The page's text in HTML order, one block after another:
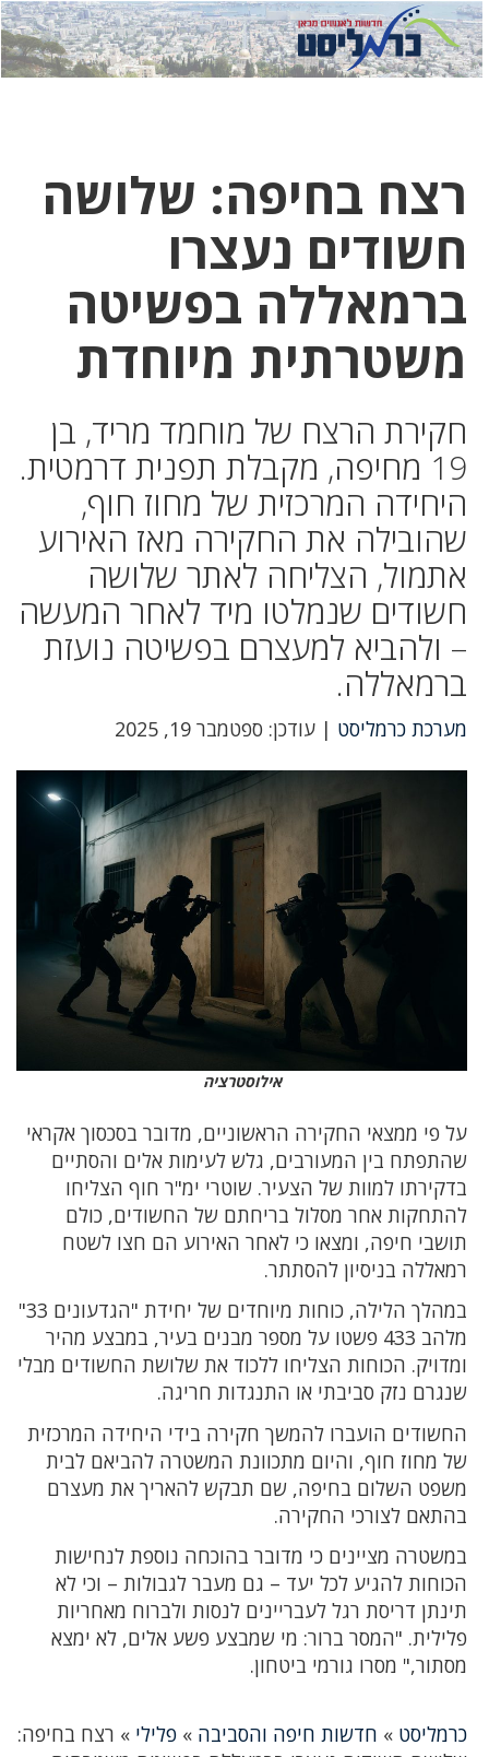
לחץ
כאן
לחץ
כדי
רצח בחיפה: שלושה
חשודים נעצרו
ברמאללה בפשיטה
משטרתית מיוחדת
חקירת הרצח של מוחמד מריד, בן
19 מחיפה, מקבלת תפנית דרמטית.
היחידה המרכזית של מחוז חוף,
שהובילה את החקירה מאז האירוע
אתמול, הצליחה לאתר שלושה
חשודים שנמלטו מיד לאחר המעשה
– ולהביא למעצרם בפשיטה נועזת
ברמאללה.
מערכת כרמליסט | עודכן: ספטמבר 19, 2025
אילוסטרציה
על פי ממצאי החקירה הראשוניים, מדובר בסכסוך אקראי
שהתפתח בין המעורבים, גלש לעימות אלים והסתיים
בדקירתו למוות של הצעיר. שוטרי ימ"ר חוף הצליחו
להתחקות אחר מסלול בריחתם של החשודים, כולם
תושבי חיפה, ומצאו כי לאחר האירוע הם חצו לשטח
רמאללה בניסיון להסתתר.
במהלך הלילה, כוחות מיוחדים של יחידת "הגדעונים 33"
מלהב 433 פשטו על מספר מבנים בעיר, במבצע מהיר
ומדויק. הכוחות הצליחו ללכוד את שלושת החשודים מבלי
שנגרם נזק סביבתי או התנגדות חריגה.
החשודים הועברו להמשך חקירה בידי היחידה המרכזית
של מחוז חוף, והיום מתכוונת המשטרה להביאם לבית
משפט השלום בחיפה, שם תבקש להאריך את מעצרם
בהתאם לצורכי החקירה.
במשטרה מציינים כי מדובר בהוכחה נוספת לנחישות
הכוחות להגיע לכל יעד – גם מעבר לגבולות – וכי לא
תינתן דריסת רגל לעבריינים לנסות ולברוח מאחריות
פלילית. "המסר ברור: מי שמבצע פשע אלים, לא ימצא
מסתור," מסרו גורמי ביטחון.
כרמליסט » חדשות חיפה והסביבה » פלילי » רצח בחיפה: